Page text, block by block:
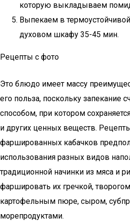
которую выкладываем
Выпекаем в
духовом шкафу 35-45 мин.
Рецепты с фото
Это блюдо имеет массу
его польза, поскольку запекание
способом, при котором
и других ценных веществ.
фаршированных кабачков
использования разных видов
традиционной начинки из мяса и
фаршировать их гречкой,
картофельным пюре, сыром,
морепродуктами.­